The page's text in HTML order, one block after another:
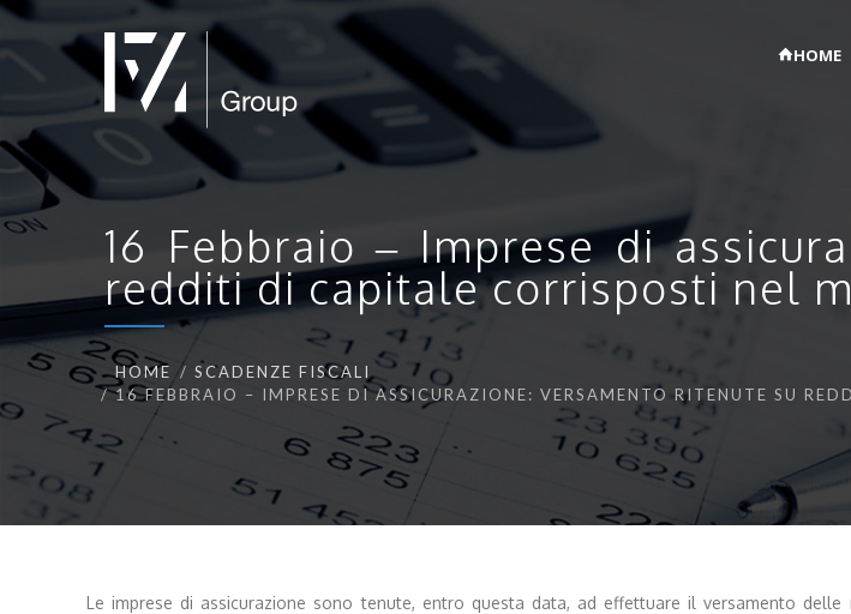
HOME
16 Febbraio – Imprese di
redditi di capitale corrisposti nel
HOME
SCADENZE FISCALI
16 FEBBRAIO – IMPRESE DI ASSICURAZIONE: VERSAMENTO RITENUTE SU
Le imprese di assicurazione sono tenute, entro questa data, ad effettuare il versamento